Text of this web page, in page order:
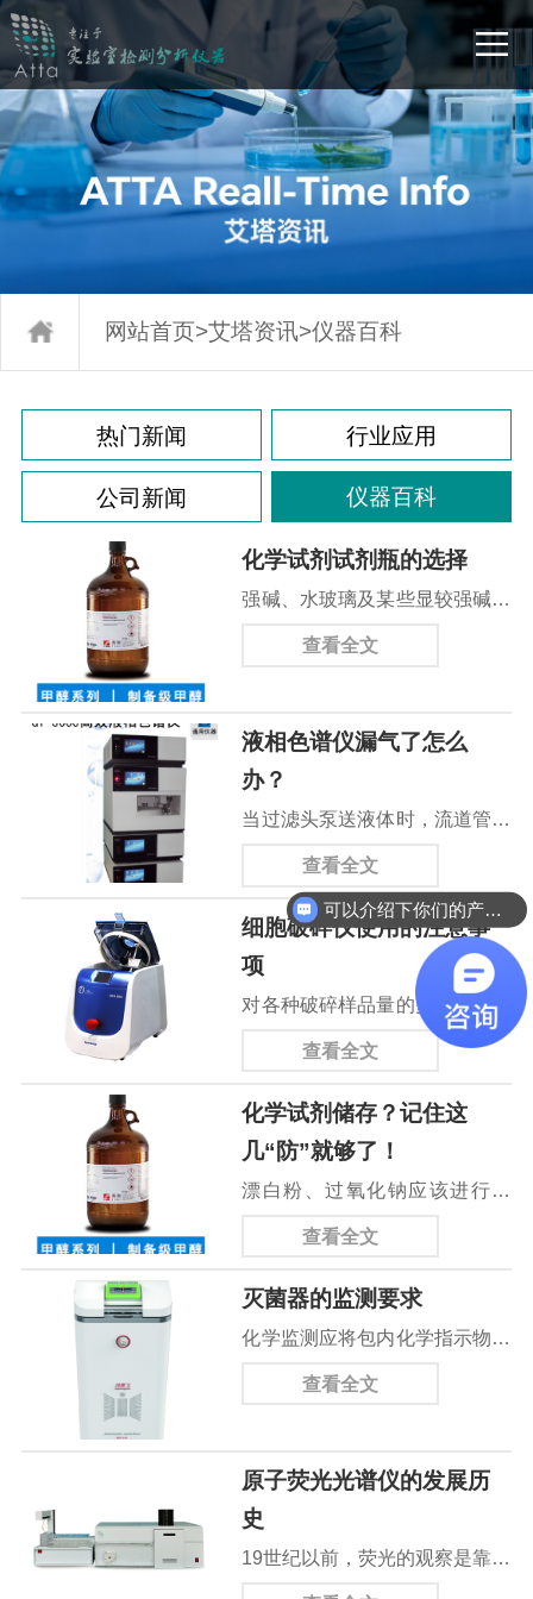
网站首页>艾塔资讯>仪器百科
热门新闻 行业应用
公司新闻 仪器百科
化学试剂试剂瓶的选择
强碱、水玻璃及某些显较强碱性
的水溶液等不能用磨口玻璃瓶
而大部分有机物不能用橡胶塞。
保存在棕色瓶中
查看全文
液相色谱仪漏气了怎么
办？
当过滤头泵送液体时，流道管内
有不规则但连续的小气泡。此时
考虑流动相是否脱气。如果已经
脱气，应注意过滤头的污染也会
导致这种现象。治疗方法相对简
单。旋下滤头，将其浸泡在稀硝
酸中，超声波处理半小时，清洗
查看全文
细胞破碎仪使用的注意事
项
对各种破碎样品量的多少、时间
长短、功率大小，有待于用户根
值。（建议一般在工作1秒，间
隔1秒情况下，每过5分钟取个
样，摸索实验条件）。若选用
φ2、φ3、φ6变幅杆时，应把超
载而断裂。
查看全文
化学试剂储存？记住这
几“防”就够了！
漂白粉、过氧化钠应该进行蜡
封，防止吸水分解或吸水爆炸。
蜡封；硝酸铵、硫酸钠易吸水结
大块状晶体，倒不出来，以至导
致试剂瓶破裂，也应严密蜡封。
查看全文
灭菌器的监测要求
化学监测应将包内化学指示物放
置在常用的、有代表性的灭菌包
将包内化学指示物放于器械旁进
行监测。空腔器械可选择化学
PCD进行监测。
查看全文
原子荧光光谱仪的发展历
史
19世纪以前，荧光的观察是靠肉
可以介绍下你们的产品么